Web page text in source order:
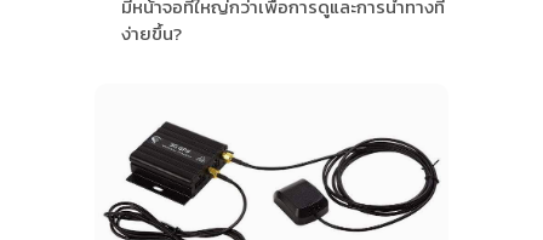
มีหน้าจอที่ใหญ่กว่าเพื่อการดูและการนำทางที่
ง่ายขึ้น?